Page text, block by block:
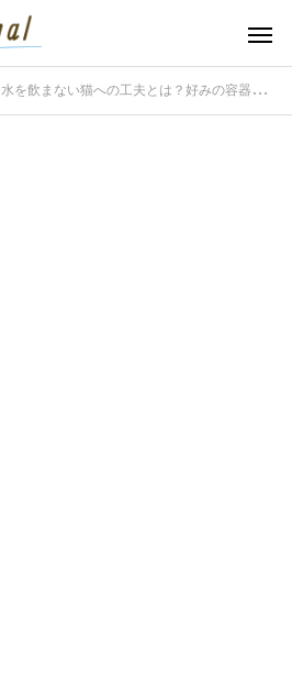
水を飲まない猫への工夫とは？好みの容器を見つけて水分補給を促す